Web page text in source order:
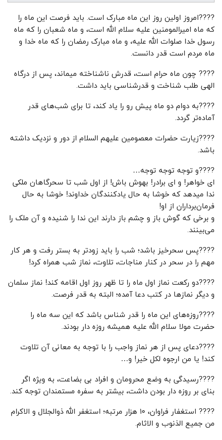
????امروز اولین روز این ماه مبارک است. باید فرصت این ماه را
که ماه امیرالمومنین علیه سلام الله است، و ماه شعبان را که ماه
رسول خدا صلوات الله علیه، و ماه مبارک رمضان را که ماه خدا و
ماه مردم است قدر دانست.
???? چون ماه حرام است، قدرش ناشناخته میماند، پس از درگاه
الهی طلب شناخت و قدرشناسی باید داشت.
????به دوام دو ماه پیش رو را یاد کند، تا برای شب‌های قدر
آماده‌تر گردد.
????زیارت حضرات معصومین علیهم السلام از دور و نزدیک داشته
باشد.
????و توجه توجه توجه…
ای خواهر! و ای برادر! بهوش باش! از اول شب تا سحرگاهان ملکی
ندا میدهد که خوشا به حال یادکنندگان خداوند! خوشا به حال
فرمان‌برداران از او!
و برخی که گوش باز و چشم باز دارند این ندا را شنیده و آن ملک را
می‌بینند.
????پس سحرخیز باشد؛ شب را باید زودتر به بستر رفت و هر کار
مهم را در سحر در کنار مناجات، تلاوت، نماز شب همراه کرد!
????دو رکعت نماز اول ماه را تا ظهر روز اول اقامه کند! نماز سلمان
و دیگر نمازها در کتب دعا آمده؛ البته به قدر فرصت.
????روزه‌های این ماه را قدر شناس باشد که این سه ماه را
حضرت مولا سلام الله علیه همیشه روزه دار بودند.
????دعای پس از هر نماز واجب را با توجه به معانی آن تلاوت
کند! یا من ارجوه لکل خیر! و…
????رسیدگی به وضع محرومان و افراد بی بضاعت، به ویژه اگر
بنای بر روزه دار بودن داشت، بیشتر به سفره مستمندان توجه کند.
???? استغفار فراوان، ۱۰ هزار مرتبه؛ استغفر الله ذوالجلال و الاکرام
من جمیع الذنوب و الاثام.